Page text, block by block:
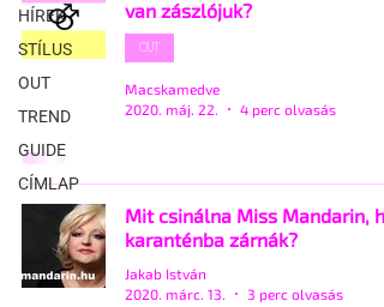
HÍREK
STÍLUS
OUT
TREND
GUIDE
CÍMLAP
van zászlójuk?
OUT
Macskamedve
2020. máj. 22.
4 perc olvasás
Mit csinálna Miss Mandarin, ha
karanténba zárnák?
Jakab István
2020. márc. 13.
3 perc olvasás